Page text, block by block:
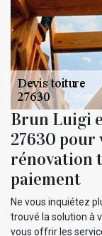
Brun Luigi
27630 pour
rénovation
paiement
Ne vous inquiétez
trouvé la solution à
vous offrir les